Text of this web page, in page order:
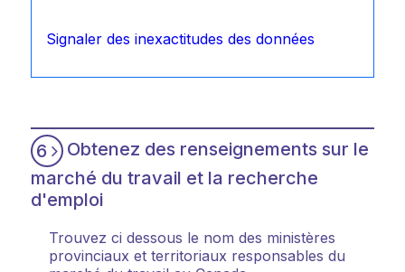
Signaler des inexactitudes des données
6
Obtenez des renseignements sur le
marché du travail et la recherche
d'emploi
Trouvez ci dessous le nom des ministères
provinciaux et territoriaux responsables du